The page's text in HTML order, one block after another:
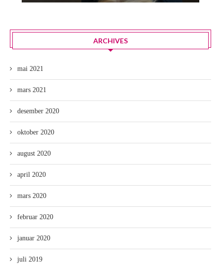
ARCHIVES
mai 2021
mars 2021
desember 2020
oktober 2020
august 2020
april 2020
mars 2020
februar 2020
januar 2020
juli 2019